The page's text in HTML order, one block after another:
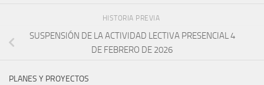
HISTORIA PREVIA
SUSPENSIÓN DE LA ACTIVIDAD LECTIVA PRESENCIAL 4
DE FEBRERO DE 2026
PLANES Y PROYECTOS